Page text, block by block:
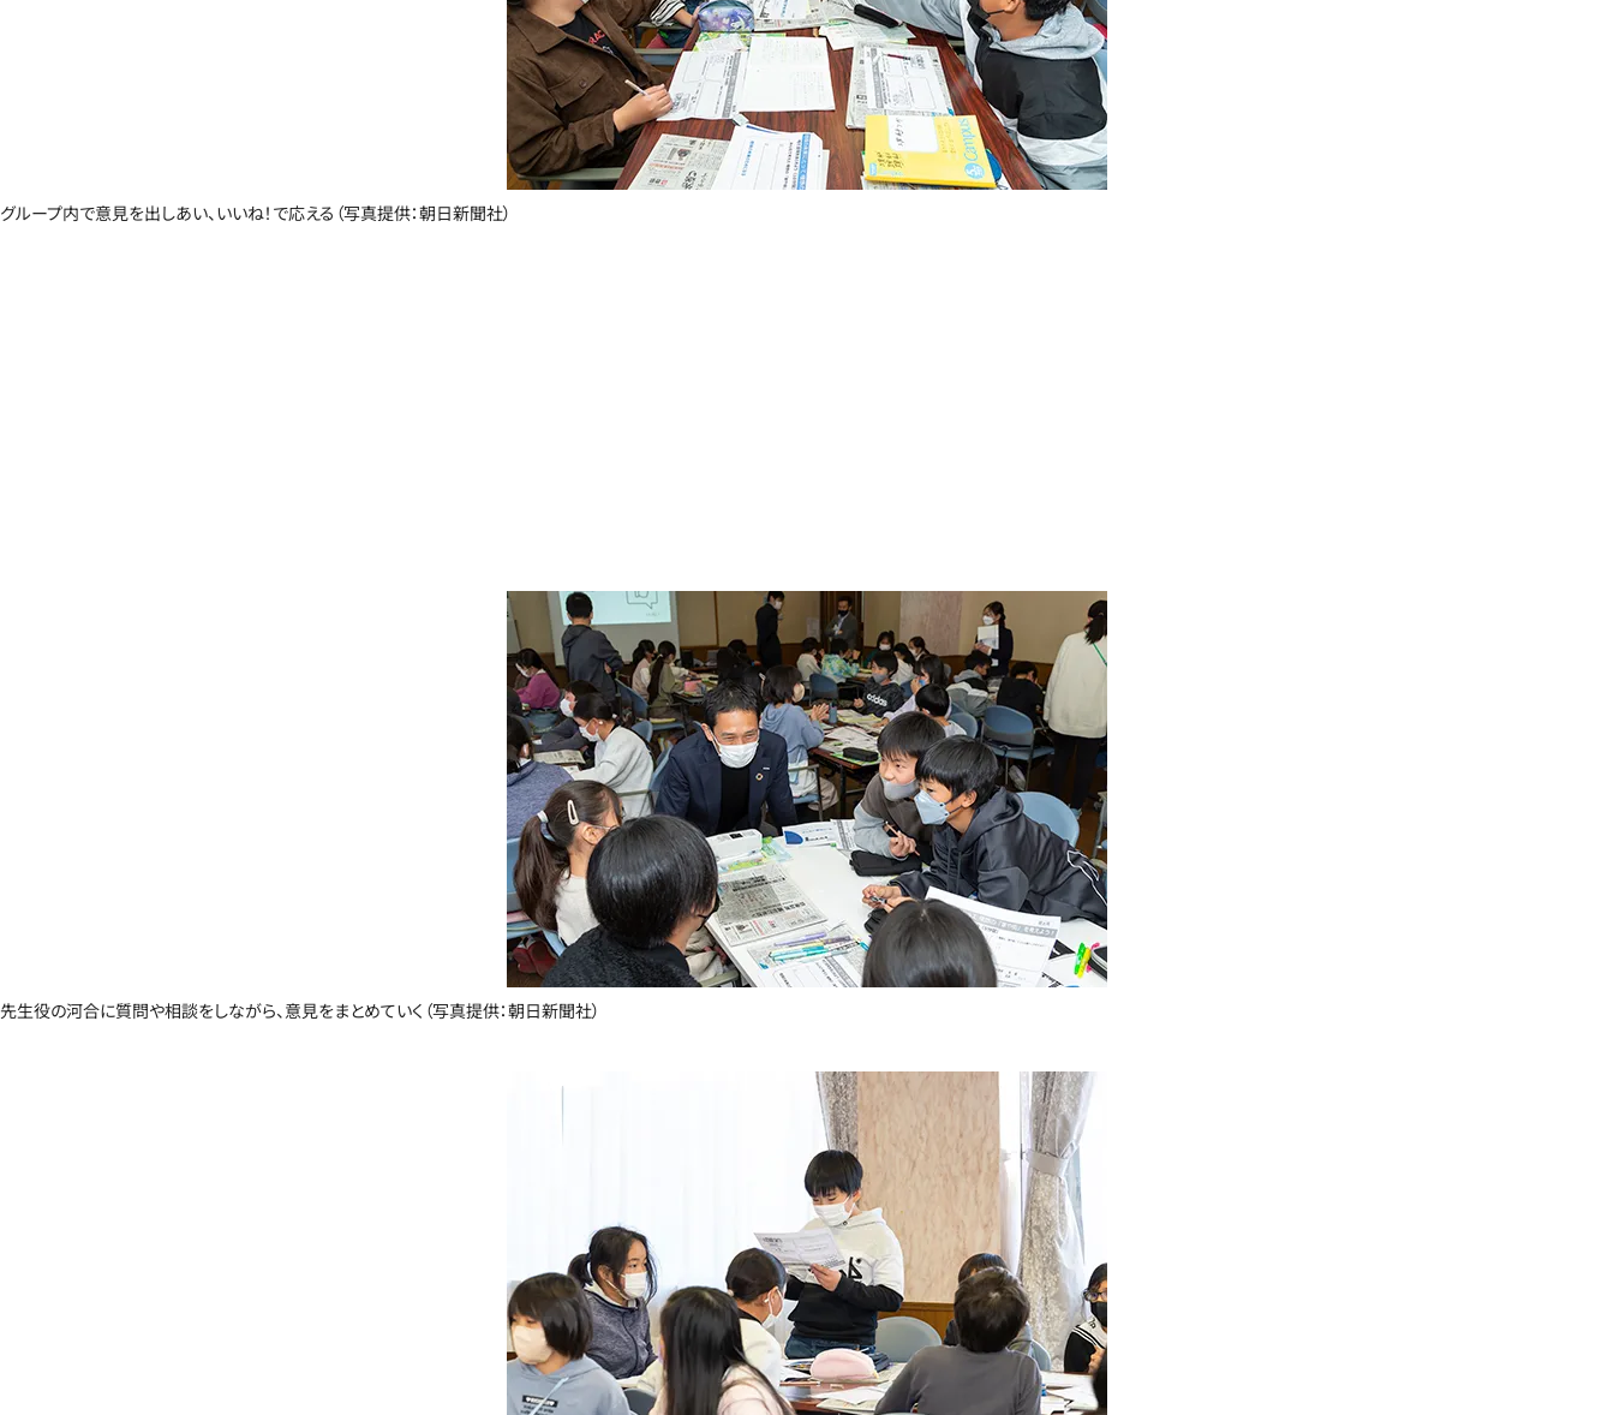
グループ内で意見を出しあい、いいね！で応える（写真提供：朝日新聞社）
先生役の河合に質問や相談をしながら、意見をまとめていく（写真提供：朝日新聞社）